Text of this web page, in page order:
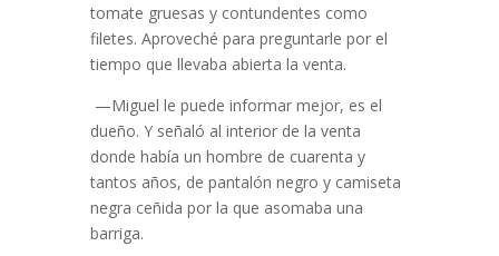
tomate gruesas y contundentes como
filetes. Aproveché para preguntarle por el
tiempo que llevaba abierta la venta.
—Miguel le puede informar mejor, es el
dueño. Y señaló al interior de la venta
donde había un hombre de cuarenta y
tantos años, de pantalón negro y camiseta
negra ceñida por la que asomaba una
barriga.